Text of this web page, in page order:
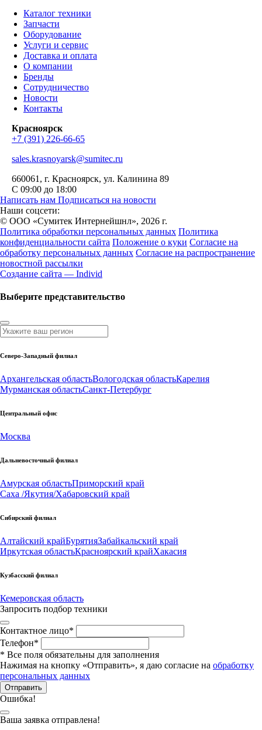
Каталог техники
Запчасти
Оборудование
Услуги и сервис
Доставка и оплата
О компании
Бренды
Сотрудничество
Новости
Контакты
Красноярск
+7 (391) 226-66-65
sales.krasnoyarsk@sumitec.ru
660061 , г. Красноярск, ул. Калинина 89
С 09:00 до 18:00
Написать нам Подписаться на новости
Наши соцсети:
© ООО «Сумитек Интернейшнл», 2026 г.
Политика обработки персональных данных Политика
конфиденциальности сайта Положение о куки Согласие на
обработку персональных данных Согласие на распространение
новостной рассылки
Создание сайта — Individ
Выберите представительство
Северо-Западный филиал
Архангельская областьВологодская областьКарелия
Мурманская областьСанкт-Петербург
Центральный офис
Москва
Дальневосточный филиал
Амурская областьПриморский край
Саха /Якутия/Хабаровский край
Сибирский филиал
Алтайский крайБурятияЗабайкальский край
Иркутская областьКрасноярский крайХакасия
Кузбасский филиал
Кемеровская область
Запросить подбор техники
Контактное лицо*
Телефон*
* Все поля обязательны для заполнения
Нажимая на кнопку «Отправить», я даю согласие на обработку
персональных данных
Отправить
Ошибка!
Ваша заявка отправлена!